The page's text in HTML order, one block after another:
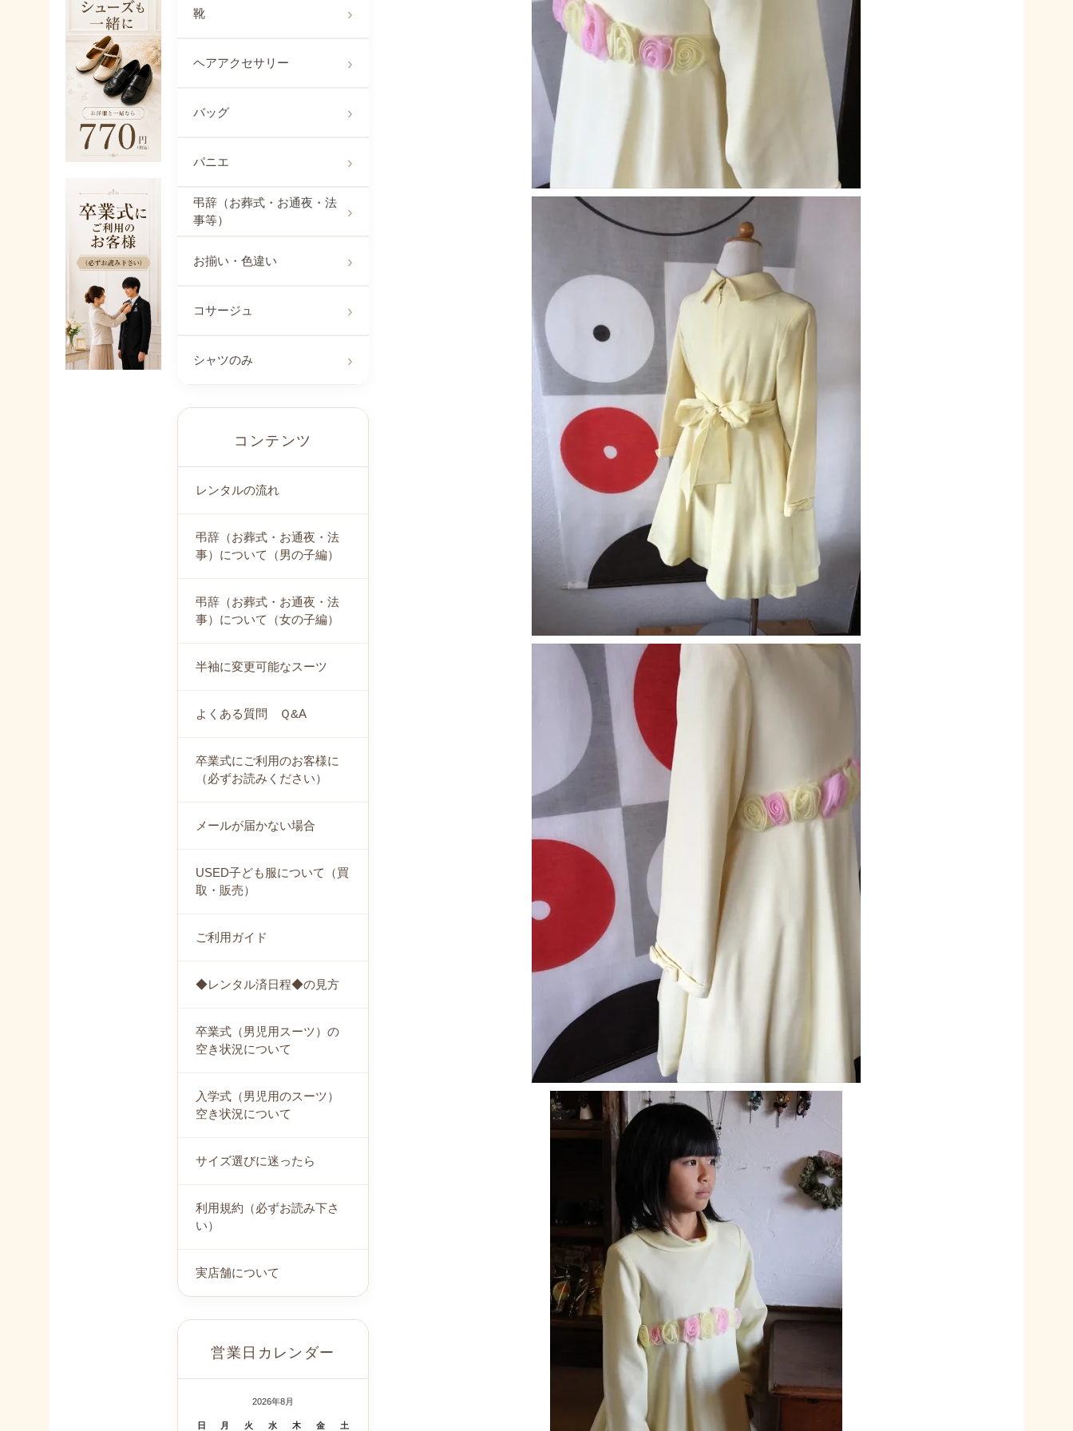
靴
ヘアアクセサリー
バッグ
パニエ
弔辞（お葬式・お通夜・法
事等）
お揃い・色違い
コサージュ
シャツのみ
コンテンツ
レンタルの流れ
弔辞（お葬式・お通夜・法
事）について（男の子編）
弔辞（お葬式・お通夜・法
事）について（女の子編）
半袖に変更可能なスーツ
よくある質問 Ｑ&A
卒業式にご利用のお客様に
（必ずお読みください）
メールが届かない場合
USED子ども服について（買
取・販売）
ご利用ガイド
◆レンタル済日程◆の見方
卒業式（男児用スーツ）の
空き状況について
入学式（男児用のスーツ）
空き状況について
サイズ選びに迷ったら
利用規約（必ずお読み下さ
い）
実店舗について
営業日カレンダー
2026年8月
日 月 火 水 木 金 土